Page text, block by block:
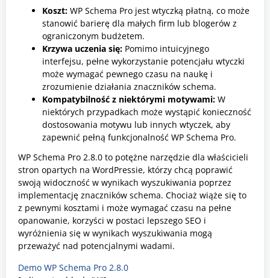
Koszt: WP Schema Pro jest wtyczką płatną, co może
stanowić barierę dla małych firm lub blogerów z
ograniczonym budżetem.
Krzywa uczenia się: Pomimo intuicyjnego
interfejsu, pełne wykorzystanie potencjału wtyczki
może wymagać pewnego czasu na naukę i
zrozumienie działania znaczników schema.
Kompatybilność z niektórymi motywami: W
niektórych przypadkach może wystąpić konieczność
dostosowania motywu lub innych wtyczek, aby
zapewnić pełną funkcjonalność WP Schema Pro.
WP Schema Pro 2.8.0 to potężne narzędzie dla właścicieli
stron opartych na WordPressie, którzy chcą poprawić
swoją widoczność w wynikach wyszukiwania poprzez
implementację znaczników schema. Chociaż wiąże się to
z pewnymi kosztami i może wymagać czasu na pełne
opanowanie, korzyści w postaci lepszego SEO i
wyróżnienia się w wynikach wyszukiwania mogą
przeważyć nad potencjalnymi wadami.
Demo WP Schema Pro 2.8.0